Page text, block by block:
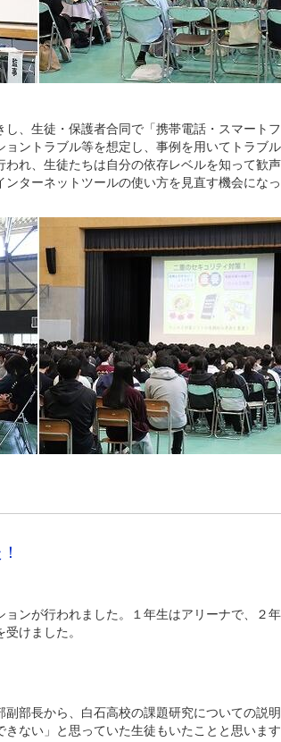
、生徒・保護者合同で「携帯電話・スマート
ントラブル等を想定し、事例を用いてトラブ
れ、生徒たちは自分の依存レベルを知って歓
ターネットツールの使い方を見直す機会にな
ンが行われました。１年生はアリーナで、２
けました。
部長から、白石高校の課題研究についての説
ない」と思っていた生徒もいたことと思いま